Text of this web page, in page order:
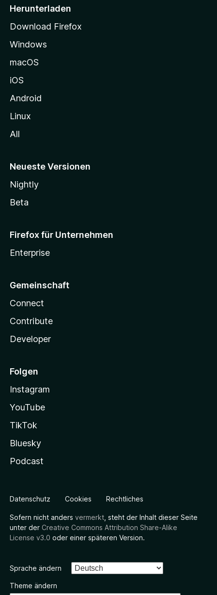
i
e
g
e
n
Herunterladen
Download Firefox
Windows
macOS
iOS
Android
Linux
All
Neueste Versionen
Nightly
Beta
Firefox für Unternehmen
Enterprise
Gemeinschaft
Connect
Contribute
Developer
Folgen
Instagram
YouTube
TikTok
Bluesky
Podcast
Datenschutz Cookies Rechtliches
Sofern nicht anders vermerkt , steht der Inhalt dieser Seite
unter der Creative Commons Attribution Share-Alike
License v3.0 oder einer späteren Version.
Sprache ändern
Theme ändern